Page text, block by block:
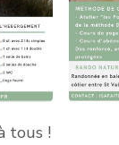
tous !